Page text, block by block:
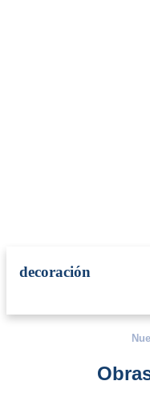
decoración